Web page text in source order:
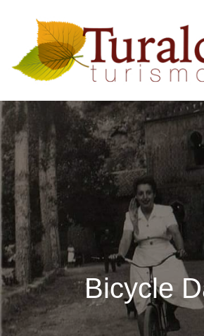
Bicycle